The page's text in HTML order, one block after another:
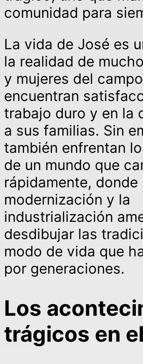
comunidad para
La vida de José es
la realidad de
y mujeres del
encuentran
trabajo duro y en la
a sus familias. Sin
también enfrentan
de un mundo que
rápidamente, donde
modernización y la
industrialización
desdibujar las
modo de vida que
por generaciones.
Los
trágicos en